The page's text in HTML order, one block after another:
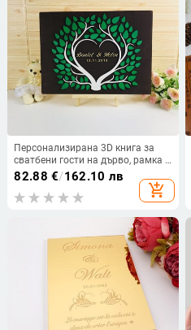
Персонализирана 3D книга за
сватбени гости на дърво, рамка с
персонализирано име и дата
Книга за любовни подписи,
рустикална книга за гости
82.88 €/162.10 лв
add_shopping_cart